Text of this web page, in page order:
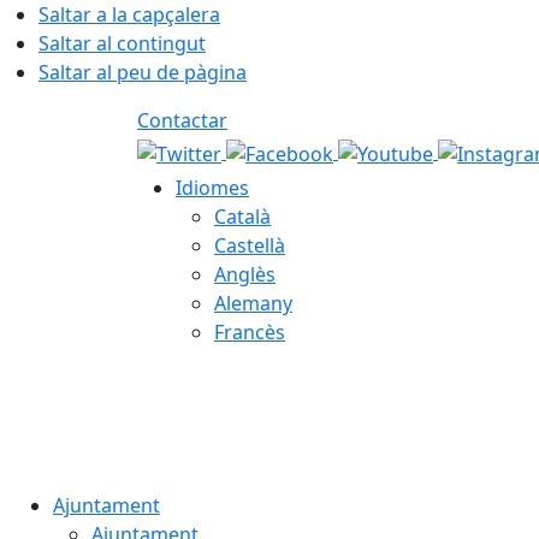
Saltar a la capçalera
Saltar al contingut
Saltar al peu de pàgina
Contactar
Idiomes
Català
Castellà
Anglès
Alemany
Francès
Ajuntament